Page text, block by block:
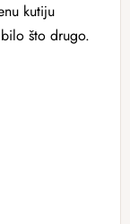
kutiju
što drugo.